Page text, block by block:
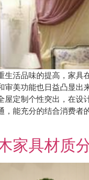
活品味的提高，家具
审美功能也日益凸显出
屋定制个性突出，在设
，能充分的结合消费者
家具材质